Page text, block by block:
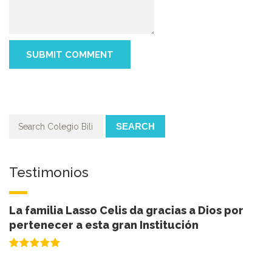
SEARCH
Testimonios
La familia Lasso Celis da gracias a Dios por
pertenecer a esta gran Institución